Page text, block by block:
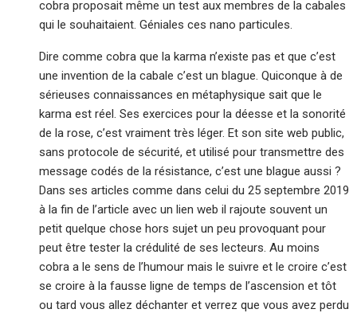
cobra proposait même un test aux membres de la cabales
qui le souhaitaient. Géniales ces nano particules.
Dire comme cobra que la karma n’existe pas et que c’est
une invention de la cabale c’est un blague. Quiconque à de
sérieuses connaissances en métaphysique sait que le
karma est réel. Ses exercices pour la déesse et la sonorité
de la rose, c’est vraiment très léger. Et son site web public,
sans protocole de sécurité, et utilisé pour transmettre des
message codés de la résistance, c’est une blague aussi ?
Dans ses articles comme dans celui du 25 septembre 2019
à la fin de l’article avec un lien web il rajoute souvent un
petit quelque chose hors sujet un peu provoquant pour
peut être tester la crédulité de ses lecteurs. Au moins
cobra a le sens de l’humour mais le suivre et le croire c’est
se croire à la fausse ligne de temps de l’ascension et tôt
ou tard vous allez déchanter et verrez que vous avez perdu